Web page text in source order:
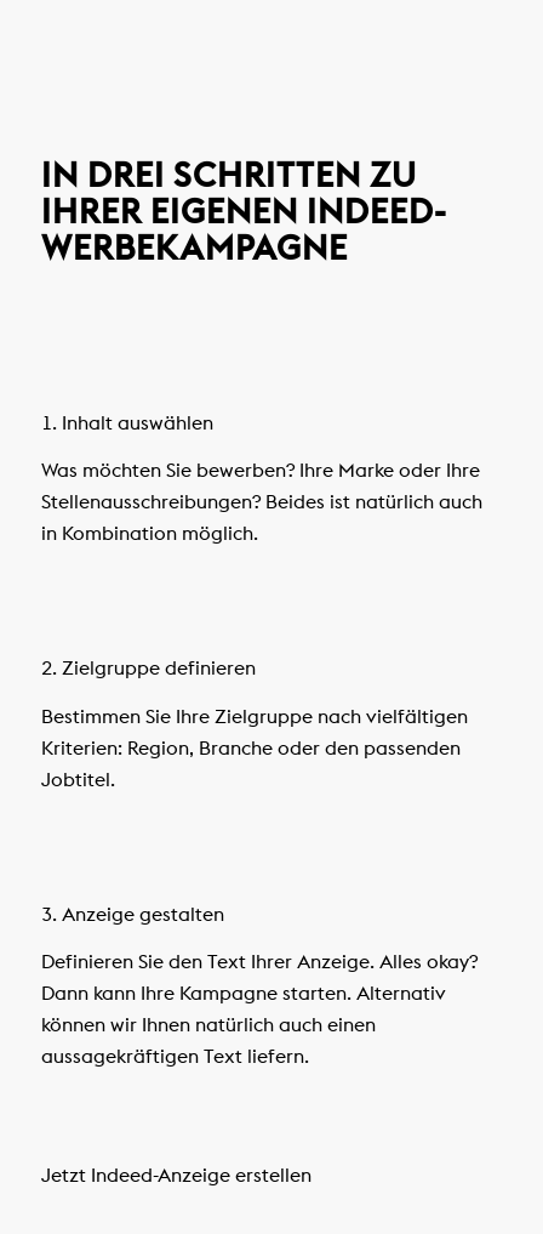
IN DREI SCHRITTEN ZU
IHRER EIGENEN INDEED-
WERBEKAMPAGNE
1. Inhalt auswählen
Was möchten Sie bewerben? Ihre Marke oder Ihre
Stellenausschreibungen? Beides ist natürlich auch
in Kombination möglich.
2. Zielgruppe definieren
Bestimmen Sie Ihre Zielgruppe nach vielfältigen
Kriterien: Region, Branche oder den passenden
Jobtitel.
3. Anzeige gestalten
Definieren Sie den Text Ihrer Anzeige. Alles okay?
Dann kann Ihre Kampagne starten. Alternativ
können wir Ihnen natürlich auch einen
aussagekräftigen Text liefern.
Jetzt Indeed-Anzeige erstellen